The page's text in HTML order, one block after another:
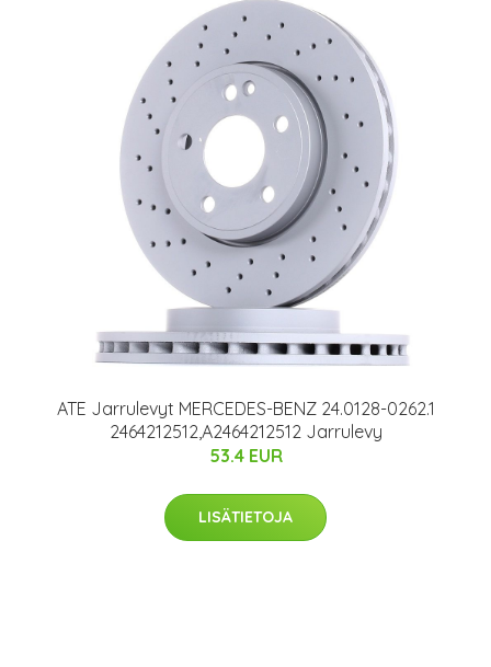
ATE Jarrulevyt MERCEDES-BENZ 24.0128-0262.1
2464212512,A2464212512 Jarrulevy
53.4 EUR
LISÄTIETOJA